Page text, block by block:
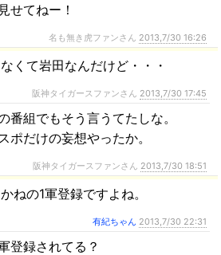
せてねー！
名も無き虎ファンさん 2013,7/30 16:26
くて岩田なんだけど・・・
阪神タイガースファンさん 2013,7/30 17:45
番組でもそう言うてたしな。
ポだけの妄想やったか。
阪神タイガースファンさん 2013,7/30 18:51
ねの1軍登録ですよね。
有紀ちゃん 2013,7/30 22:31
登録されてる？